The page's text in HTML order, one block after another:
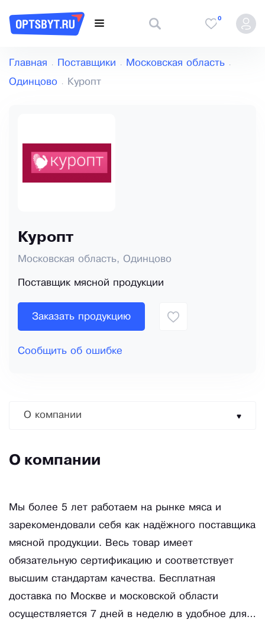
0
Главная Поставщики Московская область
Одинцово Куропт
Куропт
Московская область, Одинцово
Поставщик мясной продукции
Заказать продукцию
Сообщить об ошибке
О компании
О компании
Мы более 5 лет работаем на рынке мяса и
зарекомендовали себя как надёжного поставщика
мясной продукции. Весь товар имеет
обязательную сертификацию и соответствует
высшим стандартам качества. Бесплатная
доставка по Москве и московской области
осуществляется 7 дней в неделю в удобное для